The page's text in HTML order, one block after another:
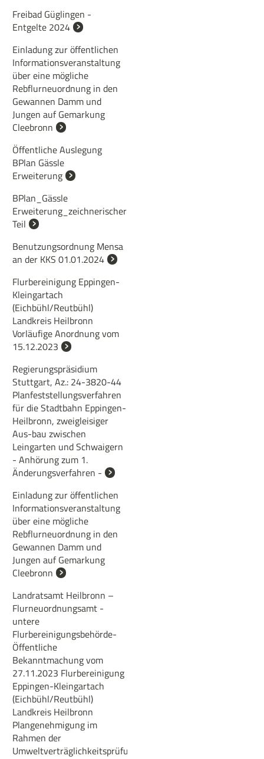
Freibad Güglingen -
Entgelte 2024
Einladung zur öffentlichen
Informationsveranstaltung
über eine mögliche
Rebflurneuordnung in den
Gewannen Damm und
Jungen auf Gemarkung
Cleebronn
Öffentliche Auslegung
BPlan Gässle
Erweiterung
BPlan_Gässle
Erweiterung_zeichnerischer
Teil
Benutzungsordnung Mensa
an der KKS 01.01.2024
Flurbereinigung Eppingen-
Kleingartach
(Eichbühl/Reutbühl)
Landkreis Heilbronn
Vorläufige Anordnung vom
15.12.2023
Regierungspräsidium
Stuttgart, Az.: 24-3820-44
Planfeststellungsverfahren
für die Stadtbahn Eppingen-
Heilbronn, zweigleisiger
Aus-bau zwischen
Leingarten und Schwaigern
- Anhörung zum 1.
Änderungsverfahren -
Einladung zur öffentlichen
Informationsveranstaltung
über eine mögliche
Rebflurneuordnung in den
Gewannen Damm und
Jungen auf Gemarkung
Cleebronn
Landratsamt Heilbronn –
Flurneuordnungsamt -
untere
Flurbereinigungsbehörde-
Öffentliche
Bekanntmachung vom
27.11.2023 Flurbereinigung
Eppingen-Kleingartach
(Eichbühl/Reutbühl)
Landkreis Heilbronn
Plangenehmigung im
Rahmen der
Umweltverträglichkeitsprüfung